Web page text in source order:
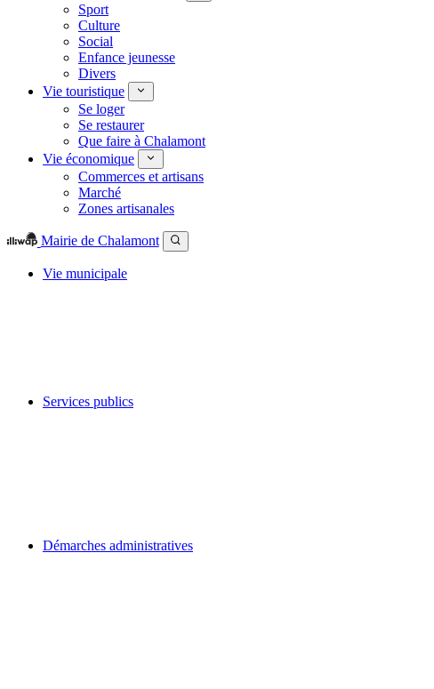
Sport
Culture
Social
Enfance jeunesse
Divers
Vie touristique
Se loger
Se restaurer
Que faire à Chalamont
Vie économique
Commerces et artisans
Marché
Zones artisanales
Mairie de Chalamont
Vie municipale
Services publics
Démarches administratives